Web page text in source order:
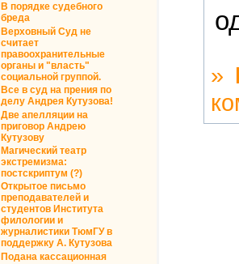
В порядке судебного
бреда
Верховный Суд не
считает
правоохранительные
органы и "власть"
социальной группой.
Все в суд на прения по
делу Андрея Кутузова!
Две апелляции на
приговор Андрею
Кутузову
Магический театр
экстремизма:
постскриптум (?)
Открытое письмо
преподавателей и
студентов Института
филологии и
журналистики ТюмГУ в
поддержку А. Кутузова
Подана кассационная
»